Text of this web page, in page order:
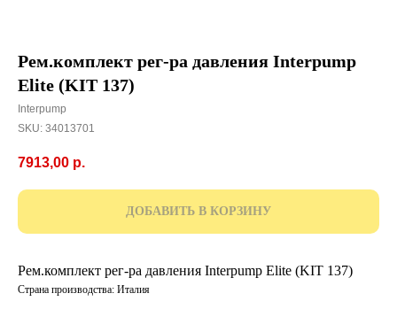
Рем.комплект рег-ра давления Interpump
Elite (KIT 137)
Interpump
SKU: 34013701
7913,00 р.
ДОБАВИТЬ В КОРЗИНУ
Рем.комплект рег-ра давления Interpump Elite (KIT 137)
Страна производства: Италия